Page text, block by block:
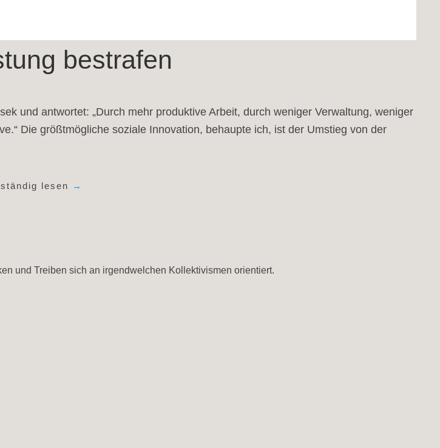
bestrafen
und antwortet: „Durch mehr produktive Arbeit, durch weniger Verwaltung, weniger
Die größtmögliche soziale Innovation, behaupte ich, ist der Umstieg von der
lesen →
und Treiben sich an irgendwelchen Kollektivismen orientiert.